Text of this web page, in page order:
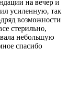
на вечер и
усиленную, так
возможности
стерильно,
небольшую
спасибо